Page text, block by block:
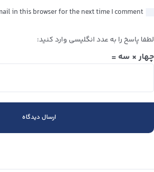
in this browser for the next time I comment.
لطفا پاسخ را به عدد انگلیسی وارد کنید:
چهار × سه =